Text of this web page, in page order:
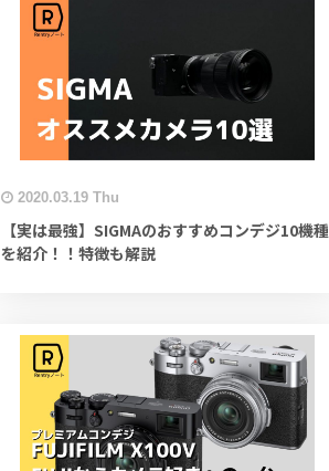
2020.03.19 Thu
【実は最強】SIGMAのおすすめコンデジ10機種
を紹介！！特徴も解説